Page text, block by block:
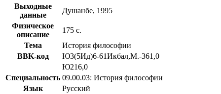
Выходные
данные
Душанбе, 1995
Физическое
описание
175 с.
Тема
История философии
BBK-код
Ю3(5Ид)6-61Икбал,М.-361,0
Ю216,0
Специальность 09.00.03: История философии
Язык
Русский